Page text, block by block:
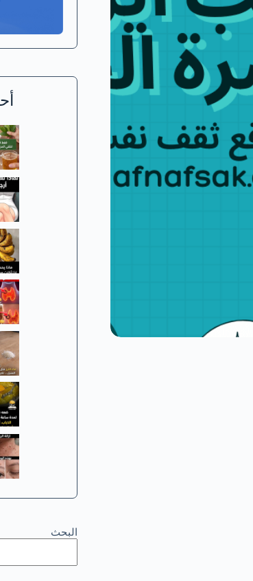
البحث